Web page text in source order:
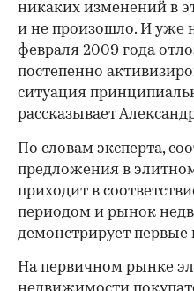
никаких изменений в
и не произошло. И уже
февраля 2009 года
постепенно
ситуация
рассказывает
По словам эксперта,
предложения в
приходит в
периодом и рынок
демонстрирует
На первичном рынке